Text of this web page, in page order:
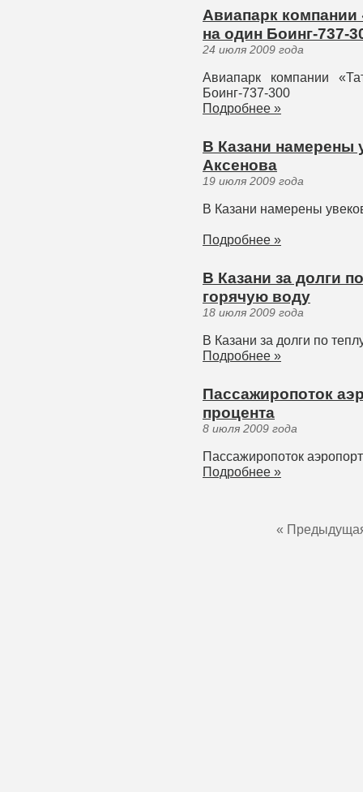
Авиапарк компании
на один Боинг-737-
24 июля 2009 года
Авиапарк компании
Боинг-737-300
Подробнее »
В Казани намерены
Аксенова
19 июля 2009 года
В Казани намерены
Подробнее »
В Казани за долги
горячую воду
18 июля 2009 года
В Казани за долги по
Подробнее »
Пассажиропоток
процента
8 июля 2009 года
Пассажиропоток
Подробнее »
«